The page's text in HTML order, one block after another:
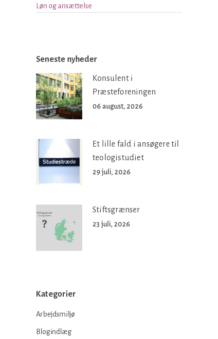
Løn og ansættelse
Seneste nyheder
Konsulent i
Præsteforeningen
06 august, 2026
Et lille fald i ansøgere til
teologistudiet
29 juli, 2026
Stiftsgrænser
23 juli, 2026
Kategorier
Arbejdsmiljø
Blogindlæg